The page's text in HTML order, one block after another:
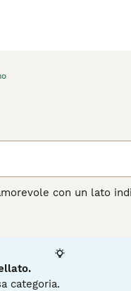
con un lato
dal TICA.
su questa razza di
categoria.